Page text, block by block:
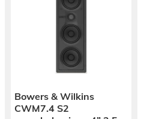
Bowers & Wilkins
CWM7.4 S2